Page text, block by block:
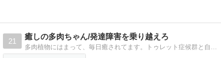
21
癒しの多肉ちゃん/発達障害を乗り越えろ